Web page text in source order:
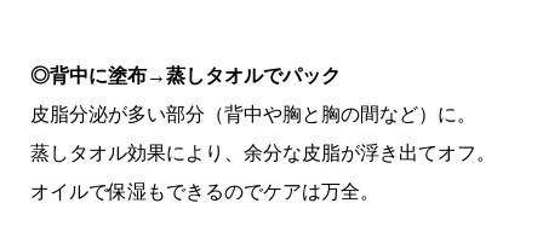
◎背中に塗布→蒸しタオルでパック
皮脂分泌が多い部分（背中や胸と胸の間など）に。
蒸しタオル効果により、余分な皮脂が浮き出てオフ。
オイルで保湿もできるのでケアは万全。